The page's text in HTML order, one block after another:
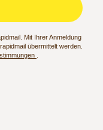
Mit Ihrer Anmeldung
übermittelt werden.